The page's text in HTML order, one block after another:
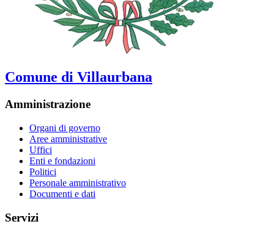
Comune di Villaurbana
Amministrazione
Organi di governo
Aree amministrative
Uffici
Enti e fondazioni
Politici
Personale amministrativo
Documenti e dati
Servizi